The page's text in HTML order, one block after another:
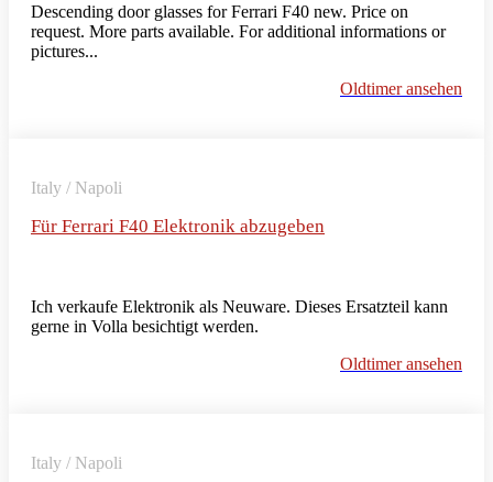
Descending door glasses for Ferrari F40 new. Price on
request. More parts available. For additional informations or
pictures...
Oldtimer ansehen
Italy / Napoli
Für Ferrari F40 Elektronik abzugeben
Ich verkaufe Elektronik als Neuware. Dieses Ersatzteil kann
gerne in Volla besichtigt werden.
Oldtimer ansehen
Italy / Napoli